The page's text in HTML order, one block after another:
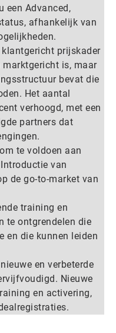
een Advanced,
afhankelijk van
prijskader
is, maar
bevat die
Het aantal
verhoogd, met een
partners dat
te voldoen aan
van
de go-to-market van
training en
te ontgrendelen die
en die kunnen leiden
en verbeterde
Nieuwe
en activering,